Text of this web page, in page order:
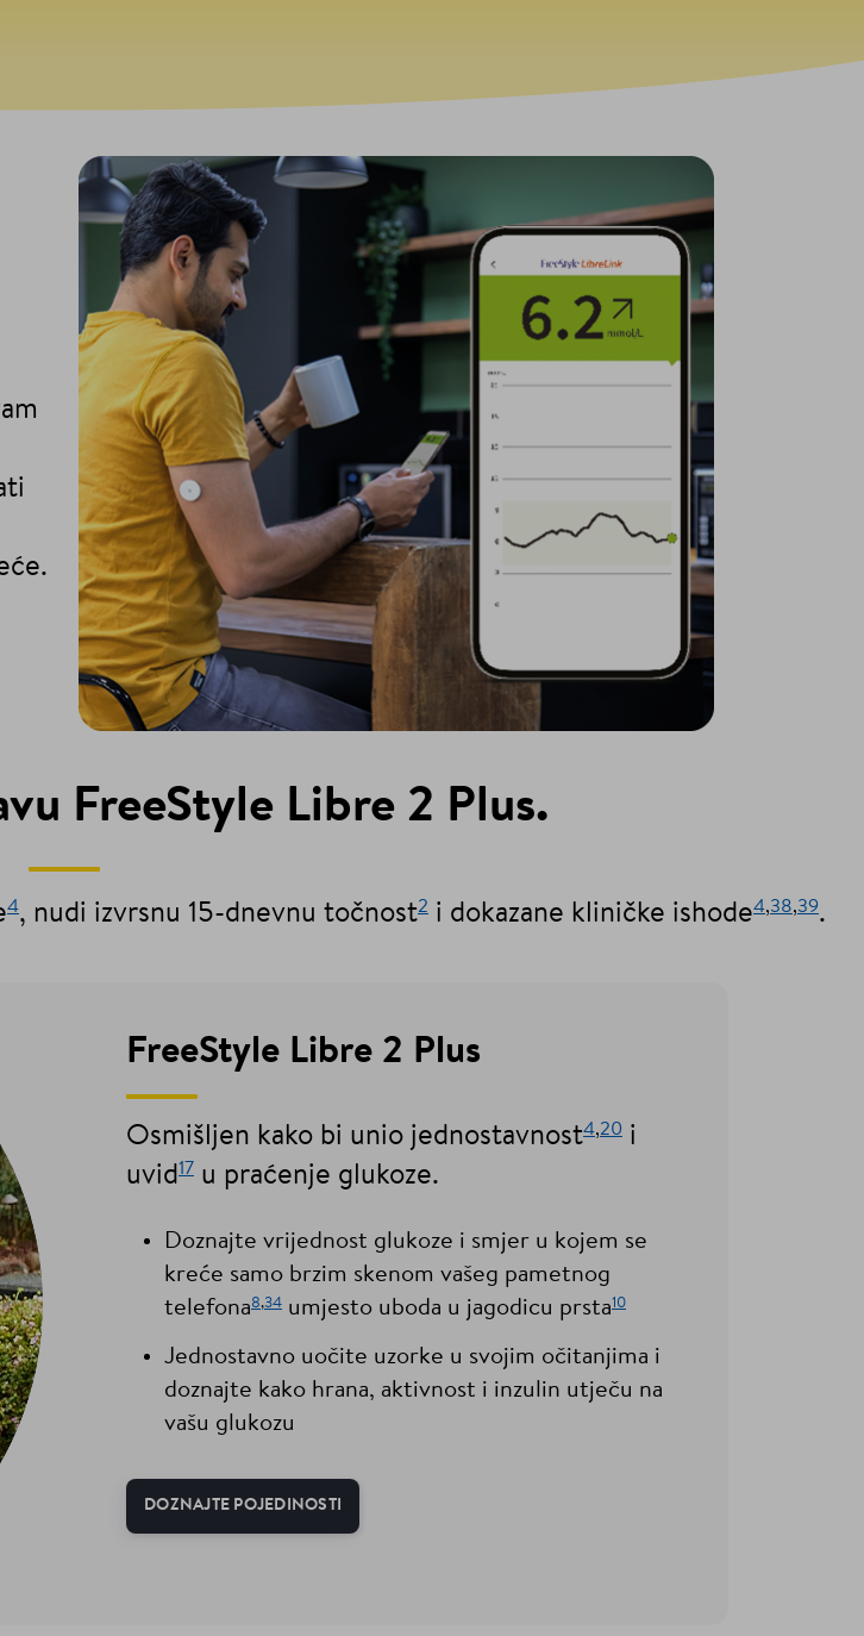
FreeStyle Libre 2 Plus.
4, nudi izvrsnu 15-dnevnu točnost2 i dokazane kliničke ishode4,38,39.
FreeStyle Libre 2 Plus
Osmišljen kako bi unio jednostavnost4,20 i
uvid17 u praćenje glukoze.
Doznajte vrijednost glukoze i smjer u kojem se
kreće samo brzim skenom vašeg pametnog
telefona8,34 umjesto uboda u jagodicu prsta10
Jednostavno uočite uzorke u svojim očitanjima i
doznajte kako hrana, aktivnost i inzulin utječu na
vašu glukozu
DOZNAJTE POJEDINOSTI